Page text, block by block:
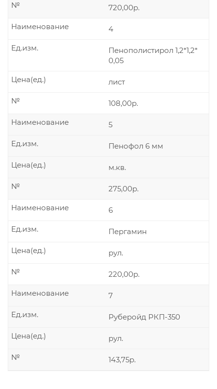
720,00р.
№
4
Наименование
Пенополистирол 1,2*1,2*
0,05
Ед.изм.
лист
Цена(ед.)
108,00р.
№
5
Наименование
Пенофол 6 мм
Ед.изм.
м.кв.
Цена(ед.)
275,00р.
№
6
Наименование
Пергамин
Ед.изм.
рул.
Цена(ед.)
220,00р.
№
7
Наименование
Руберойд РКП-350
Ед.изм.
рул.
Цена(ед.)
143,75р.
№